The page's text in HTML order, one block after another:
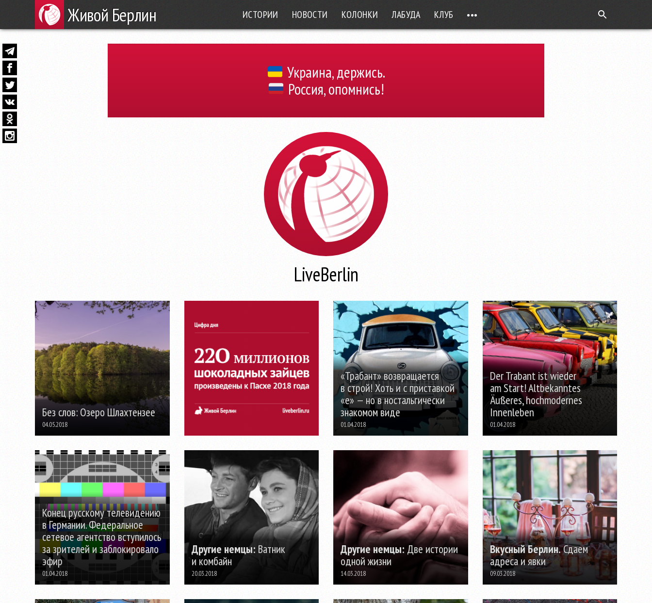
Живой Берлин ИСТОРИИ НОВОСТИ КОЛОНКИ ЛАБУДА КЛУБ •••
Украина, держись.
Россия, опомнись!
LiveBerlin
Без слов: Озеро Шлахтензее
04.05.2018
«Трабант» возвращается
в строй! Хоть и с приставкой
«е» — но в ностальгически
знакомом виде
01.04.2018
Der Trabant ist wieder
am Start! Altbekanntes
Äußeres, hochmodernes
Innenleben
01.04.2018
Конец русскому телевидению
в Германии. Федеральное
сетевое агентство вступилось
за зрителей и заблокировало
эфир
01.04.2018
Другие немцы: Ватник
и комбайн
20.03.2018
Другие немцы: Две истории
одной жизни
14.03.2018
Вкусный Берлин.Сдаем
адреса и явки
09.03.2018